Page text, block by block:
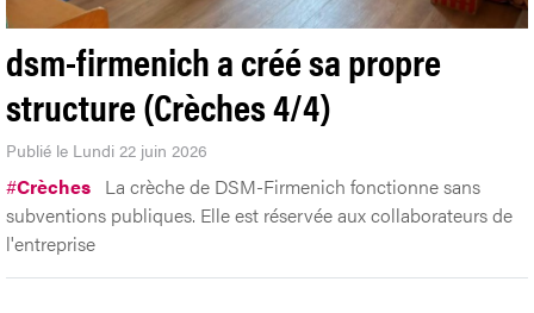
dsm-firmenich a créé sa propre
structure (Crèches 4/4)
Publié le Lundi 22 juin 2026
#Crèches La crèche de DSM-Firmenich fonctionne sans
subventions publiques. Elle est réservée aux collaborateurs de
l'entreprise